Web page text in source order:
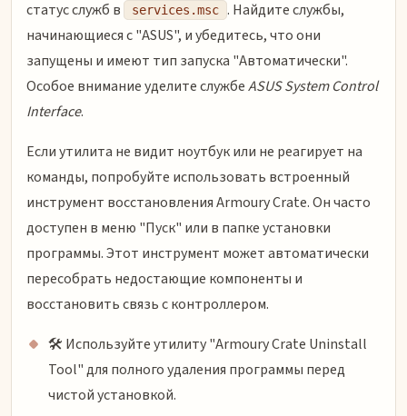
статус служб в
services.msc . Найдите службы,
начинающиеся с "ASUS", и убедитесь, что они
запущены и имеют тип запуска "Автоматически".
Особое внимание уделите службеASUS System Control
Interface.
Если утилита не видит ноутбук или не реагирует на
команды, попробуйте использовать встроенный
инструмент восстановления Armoury Crate. Он часто
доступен в меню "Пуск" или в папке установки
программы. Этот инструмент может автоматически
пересобрать недостающие компоненты и
восстановить связь с контроллером.
🛠️ Используйте утилиту "Armoury Crate Uninstall
Tool" для полного удаления программы перед
чистой установкой.